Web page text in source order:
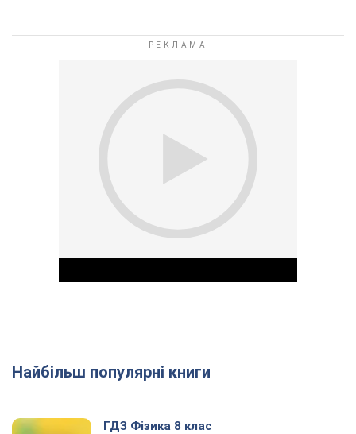
Play Video
Найбільш популярні книги
ГДЗ Фізика 8 клас